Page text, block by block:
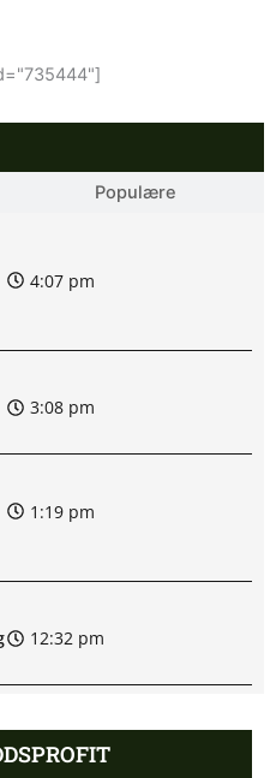
Populære
4:07 pm
3:08 pm
1:19 pm
12:32 pm
11:28 am